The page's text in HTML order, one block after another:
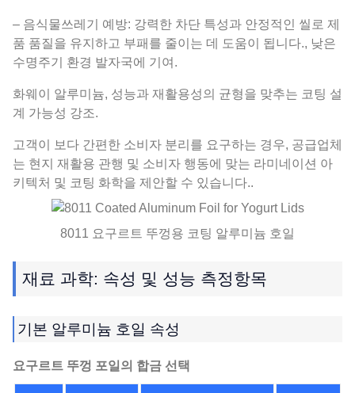
– 음식물쓰레기 예방: 강력한 차단 특성과 안정적인 씰로 제
품 품질을 유지하고 부패를 줄이는 데 도움이 됩니다., 낮은
수명주기 환경 발자국에 기여.
화웨이 알루미늄, 성능과 재활용성의 균형을 맞추는 코팅 설
계 가능성 강조.
고객이 보다 간편한 소비자 분리를 요구하는 경우, 공급업체
는 현지 재활용 관행 및 소비자 행동에 맞는 라미네이션 아
키텍처 및 코팅 화학을 제안할 수 있습니다..
8011 요구르트 뚜껑용 코팅 알루미늄 호일
재료 과학: 속성 및 성능 측정항목
기본 알루미늄 호일 속성
요구르트 뚜껑 포일의 합금 선택